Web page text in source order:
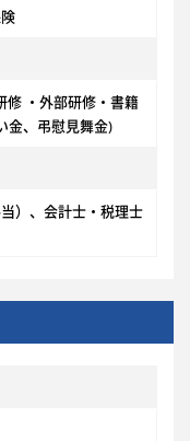
修 ・外部研修・書籍
金、弔慰見舞金)
）、会計士・税理士